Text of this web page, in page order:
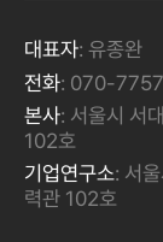
대표자: 유종완
전화: 070-
본사: 서울시 서
102호
기업연구소: 서
력관 102호